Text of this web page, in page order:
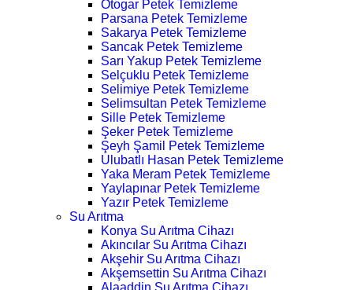
Otogar Petek Temizleme
Parsana Petek Temizleme
Sakarya Petek Temizleme
Sancak Petek Temizleme
Sarı Yakup Petek Temizleme
Selçuklu Petek Temizleme
Selimiye Petek Temizleme
Selimsultan Petek Temizleme
Sille Petek Temizleme
Şeker Petek Temizleme
Şeyh Şamil Petek Temizleme
Ulubatlı Hasan Petek Temizleme
Yaka Meram Petek Temizleme
Yaylapınar Petek Temizleme
Yazır Petek Temizleme
Su Arıtma
Konya Su Arıtma Cihazı
Akıncılar Su Arıtma Cihazı
Akşehir Su Arıtma Cihazı
Akşemsettin Su Arıtma Cihazı